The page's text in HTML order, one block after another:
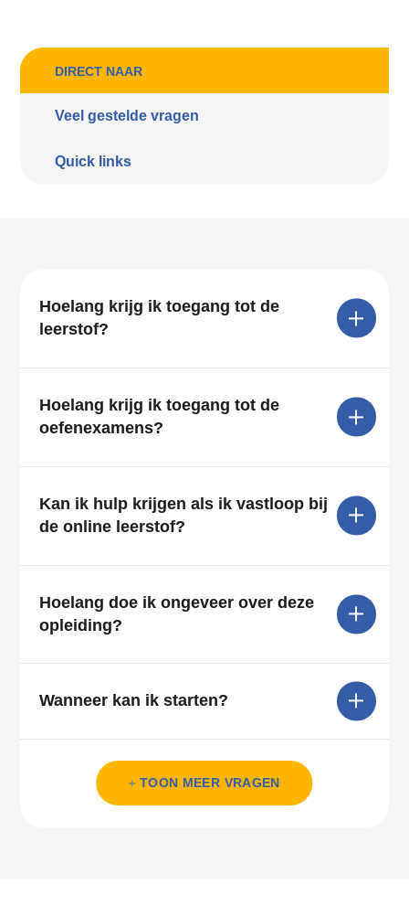
DIRECT NAAR
Veel gestelde vragen
Quick links
Hoelang krijg ik toegang tot de
leerstof?
Hoelang krijg ik toegang tot de
oefenexamens?
Kan ik hulp krijgen als ik vastloop bij
de online leerstof?
Hoelang doe ik ongeveer over deze
opleiding?
Wanneer kan ik starten?
Komen alle onderwerpen van het
examen aan bod?
Krijg ik tijdens de oefenexamens
dezelfde vragen als bij het CBR?
TOON MEER VRAGEN